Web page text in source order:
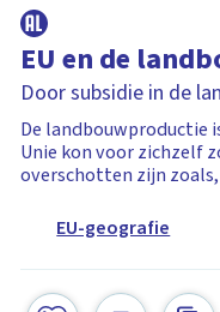
EU en de
Door subsidie in de
De landbouwproductie
Unie kon voor zichzelf
overschotten zijn
EU-geografie